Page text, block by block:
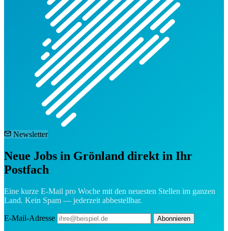
Newsletter
Neue Jobs in Grönland direkt in Ihr
Postfach
Eine kurze E-Mail pro Woche mit den neuesten Stellen im ganzen
Land. Kein Spam — jederzeit abbestellbar.
E-Mail-Adresse Abonnieren